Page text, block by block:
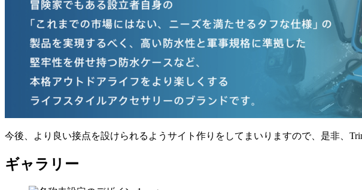
今後、より良い接点を設けられるようサイト作りをしてまいりますので、是非、
ギャラリー